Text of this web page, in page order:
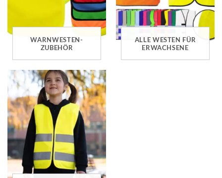
WARNWESTEN-
ZUBEHÖR
ALLE WESTEN FÜR
ERWACHSENE